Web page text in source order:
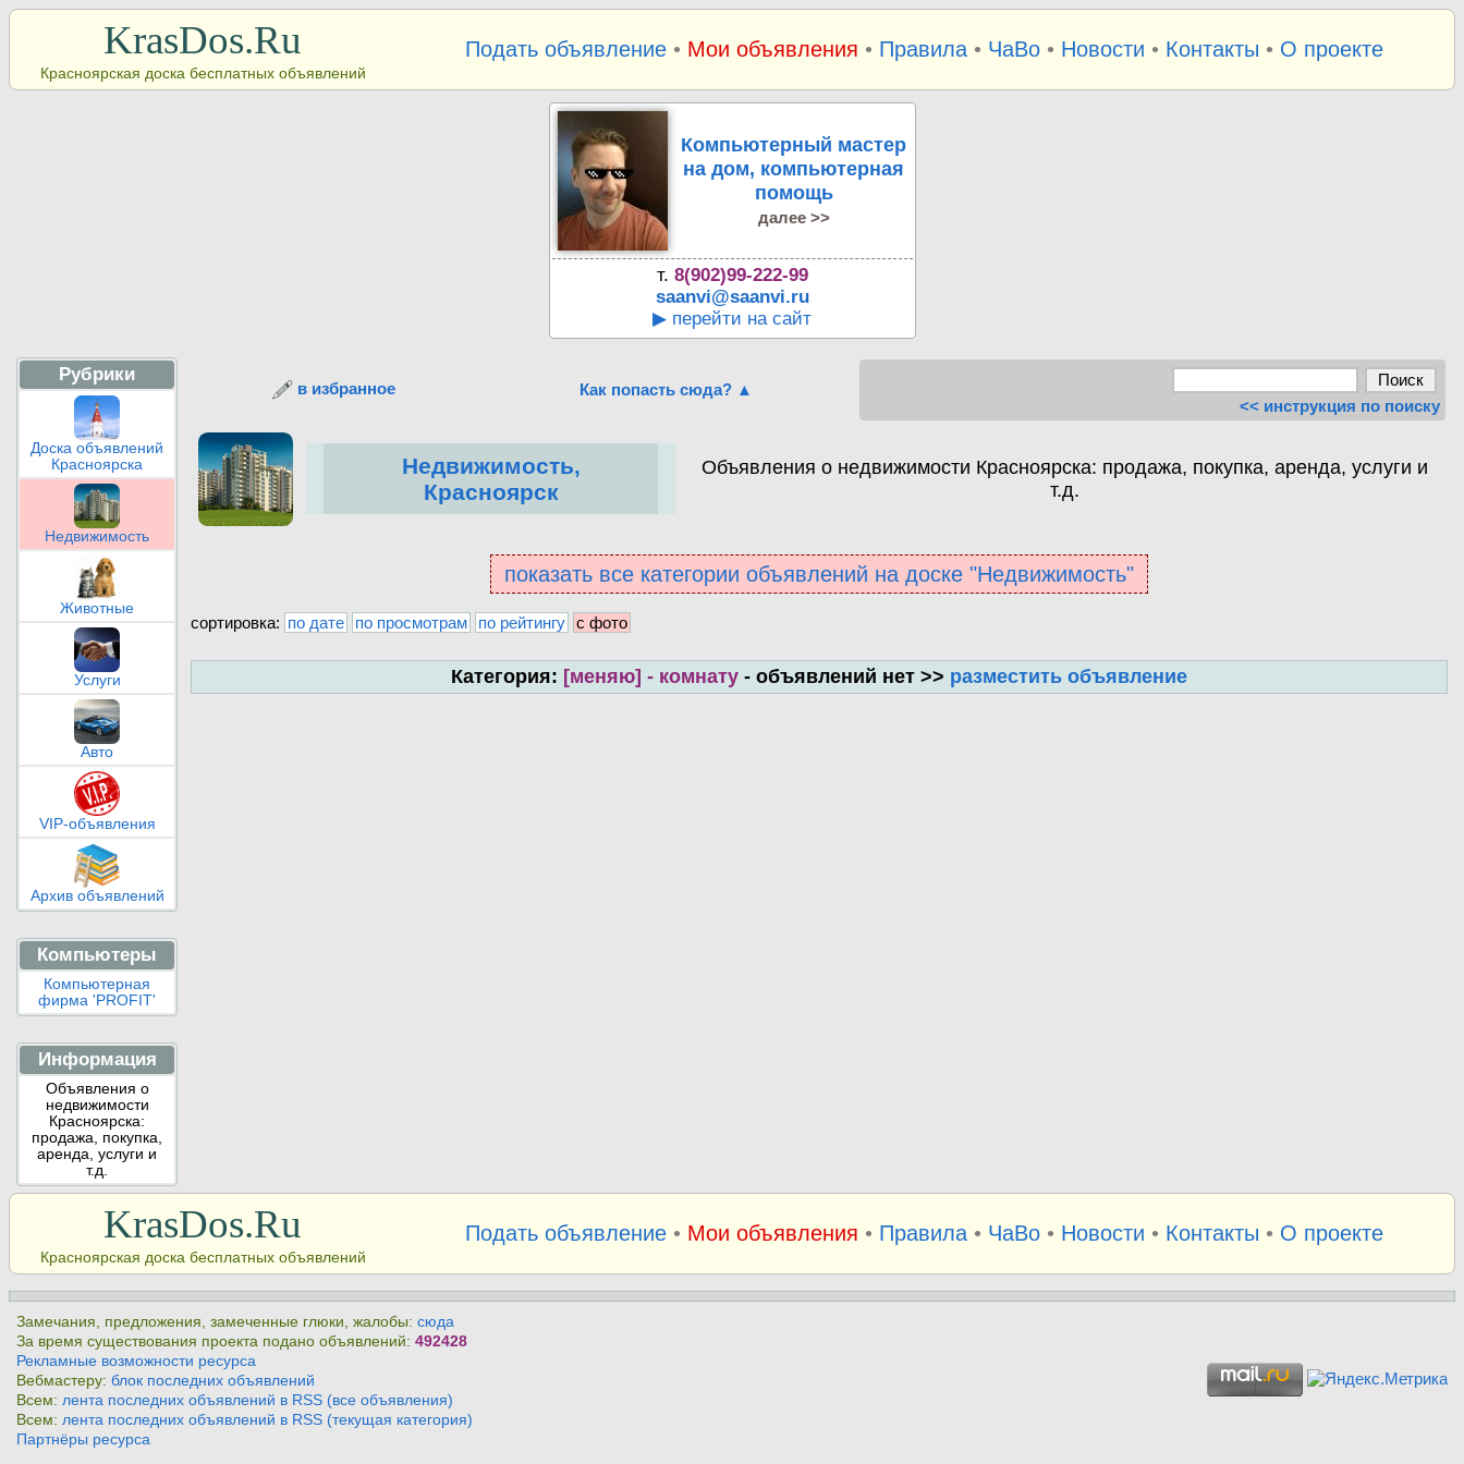
KrasDos.Ru
Красноярская доска бесплатных объявлений
Подать объявление• Мои объявления • Правила• ЧаВо• Новости • Контакты • О проекте
Компьютерный мастер
на дом, компьютерная
помощь
далее >>
т. 8(902)99-222-99
saanvi@saanvi.ru
▶ перейти на сайт
Рубрики
Доска объявлений
Красноярска
Недвижимость
Животные
Услуги
Авто
VIP-объявления
Архив объявлений
Компьютеры
Компьютерная
фирма 'PROFIT'
Информация
Объявления о
недвижимости
Красноярска:
продажа, покупка,
аренда, услуги и
т.д.
в избранное
Как попасть сюда? ▲
<< инструкция по поиску
Недвижимость,
Красноярск
Объявления о недвижимости Красноярска: продажа, покупка, аренда, услуги и
т.д.
показать все категории объявлений на доске "Недвижимость"
сортировка: по дате по просмотрам по рейтингу с фото
Категория: [меняю] - комнату - объявлений нет >> разместить объявление
KrasDos.Ru
Красноярская доска бесплатных объявлений
Подать объявление• Мои объявления • Правила• ЧаВо• Новости • Контакты • О проекте
Замечания, предложения, замеченные глюки, жалобы: сюда
За время существования проекта подано объявлений: 492428
Рекламные возможности ресурса
Вебмастеру: блок последних объявлений
Всем: лента последних объявлений в RSS (все объявления)
Всем: лента последних объявлений в RSS (текущая категория)
Партнёры ресурса